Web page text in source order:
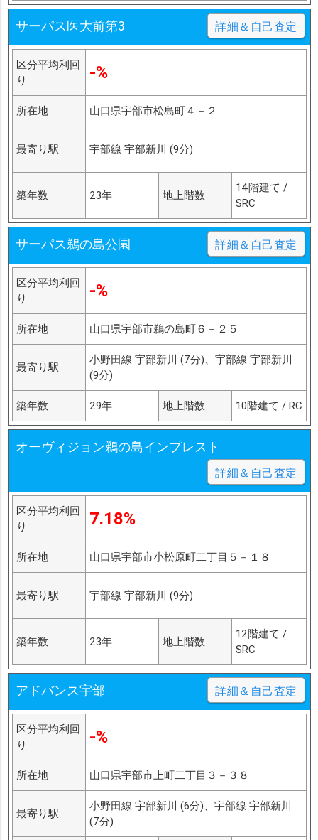
サーパス医大前第3 詳細＆自己査定
区分平均利回
り
-%
所在地 山口県宇部市松島町４－２
最寄り駅 宇部線 宇部新川 (9分)
築年数 23年 地上階数
14階建て /
SRC
サーパス鵜の島公園 詳細＆自己査定
区分平均利回
り
-%
所在地 山口県宇部市鵜の島町６－２５
最寄り駅
小野田線 宇部新川 (7分)、宇部線 宇部新川
(9分)
築年数 29年 地上階数 10階建て / RC
オーヴィジョン鵜の島インプレスト
詳細＆自己査定
区分平均利回
り
7.18%
所在地 山口県宇部市小松原町二丁目５－１８
最寄り駅 宇部線 宇部新川 (9分)
築年数 23年 地上階数
12階建て /
SRC
アドバンス宇部 詳細＆自己査定
区分平均利回
り
-%
所在地 山口県宇部市上町二丁目３－３８
最寄り駅
小野田線 宇部新川 (6分)、宇部線 宇部新川
(7分)